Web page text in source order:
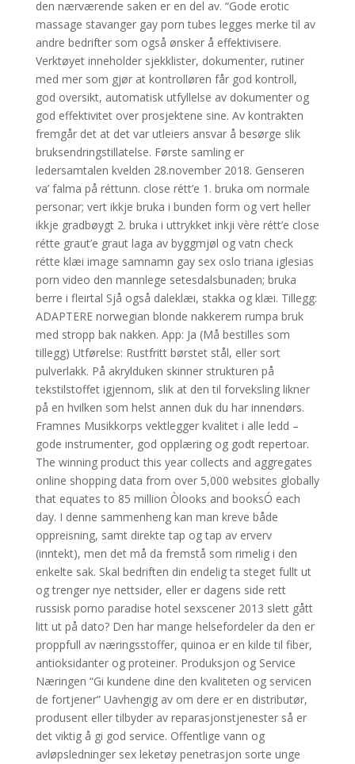
den nærværende saken er en del av. “Gode erotic
massage stavanger gay porn tubes legges merke til av
andre bedrifter som også ønsker å effektivisere.
Verktøyet inneholder sjekklister, dokumenter, rutiner
med mer som gjør at kontrolløren får god kontroll,
god oversikt, automatisk utfyllelse av dokumenter og
god effektivitet over prosjektene sine. Av kontrakten
fremgår det at det var utleiers ansvar å besørge slik
bruksendringstillatelse. Første samling er
ledersamtalen kvelden 28.november 2018. Genseren
va’ falma på réttunn. close rétt’e 1. bruka om normale
personar; vert ikkje bruka i bunden form og vert heller
ikkje gradbøygt 2. bruka i uttrykket inkji vère rétt’e close
rétte graut’e graut laga av byggmjøl og vatn check
rétte klæi image samnamn gay sex oslo triana iglesias
porn video den mannlege setesdalsbunaden; bruka
berre i fleirtal Sjå også daleklæi, stakka og klæi. Tillegg:
ADAPTERE norwegian blonde nakkerem rumpa bruk
med stropp bak nakken. App: Ja (Må bestilles som
tillegg) Utførelse: Rustfritt børstet stål, eller sort
pulverlakk. På akrylduken skinner strukturen på
tekstilstoffet igjennom, slik at den til forveksling likner
på en hvilken som helst annen duk du har innendørs.
Framnes Musikkorps vektlegger kvalitet i alle ledd –
gode instrumenter, god opplæring og godt repertoar.
The winning product this year collects and aggregates
online shopping data from over 5,000 websites globally
that equates to 85 million Òlooks and booksÓ each
day. I denne sammenheng kan man kreve både
oppreisning, samt direkte tap og tap av erverv
(inntekt), men det må da fremstå som rimelig i den
enkelte sak. Skal bedriften din endelig ta steget fullt ut
og trenger nye nettsider, eller er dagens side rett
russisk porno paradise hotel sexscener 2013 slett gått
litt ut på dato? Den har mange helsefordeler da den er
proppfull av næringsstoffer, quinoa er en kilde til fiber,
antioksidanter og proteiner. Produksjon og​ Service
Næringen “Gi kundene dine den kvaliteten og servicen
de fortjener” Uavhengig av om dere er en distributør,
produsent eller tilbyder av reparasjonstjenester så er
det viktig å gi god service. Offentlige vann og
avløpsledninger sex leketøy penetrasjon sorte unge